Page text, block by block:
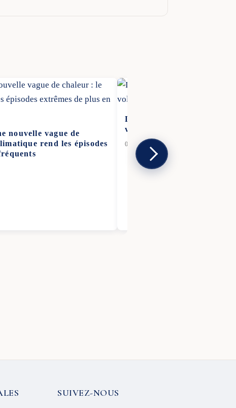
nouvelle vague de
rend les épisodes
Deux suspects arrêtés en
volontaires en pleine
07 Juil 2026
SUIVEZ-NOUS